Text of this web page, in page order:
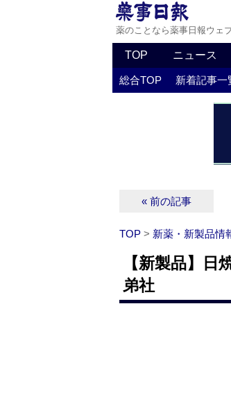
薬のことなら薬事日報ウェ
TOP ニュース
総合TOP 新着記事一
« 前の記事
TOP > 新薬・新製品情
【新製品】
弟社